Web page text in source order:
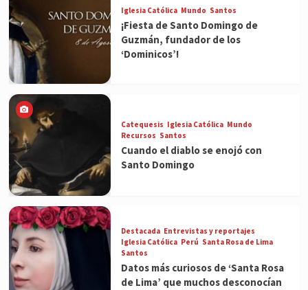
Iglesia Católica Mundo Santos
¡Fiesta de Santo Domingo de
Guzmán, fundador de los
‘Dominicos’!
Catequesis Iglesia Católica Mundo
Recursos Santos
Cuando el diablo se enojó con
Santo Domingo
Destacada Entrevistas y reportajes
Iglesia Católica Perú Santa Rosa de Lima
Santos
Datos más curiosos de ‘Santa Rosa
de Lima’ que muchos desconocían